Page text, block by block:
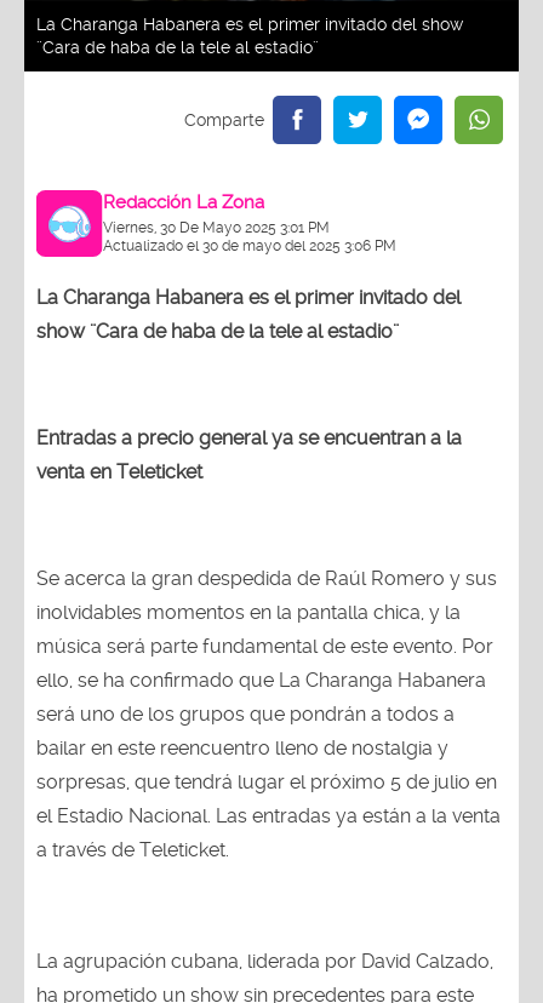
La Charanga Habanera es el primer invitado del show
¨Cara de haba de la tele al estadio¨
Redacción La Zona
Viernes, 30 De Mayo 2025 3:01 PM
Actualizado el 30 de mayo del 2025 3:06 PM
La Charanga Habanera es el primer invitado del
show ¨Cara de haba de la tele al estadio¨
Entradas a precio general ya se encuentran a la
venta en Teleticket
Se acerca la gran despedida de Raúl Romero y sus
inolvidables momentos en la pantalla chica, y la
música será parte fundamental de este evento. Por
ello, se ha confirmado que La Charanga Habanera
será uno de los grupos que pondrán a todos a
bailar en este reencuentro lleno de nostalgia y
sorpresas, que tendrá lugar el próximo 5 de julio en
el Estadio Nacional. Las entradas ya están a la venta
a través de Teleticket.
La agrupación cubana, liderada por David Calzado,
ha prometido un show sin precedentes para este